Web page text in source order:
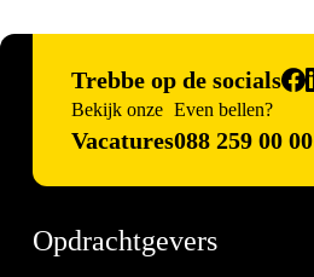
Trebbe op de socials
Bekijk onze
Vacatures
Even bellen?
088 259 00 00
Opdrachtgevers